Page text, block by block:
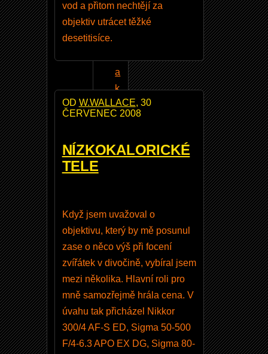
vod a přitom nechtějí za
objektiv utrácet těžké
desetitisíce.
OD W.WALLACE, 30
ČERVENEC 2008
NÍZKOKALORICKÉ
TELE
Když jsem uvažoval o
objektivu, který by mě posunul
zase o něco výš při focení
zvířátek v divočině, vybíral jsem
mezi několika. Hlavní roli pro
mně samozřejmě hrála cena. V
úvahu tak přicházel Nikkor
300/4 AF-S ED, Sigma 50-500
F/4-6.3 APO EX DG, Sigma 80-
i
c
a
k
b
ě
ti
t
N
I
K
K
O
R
1